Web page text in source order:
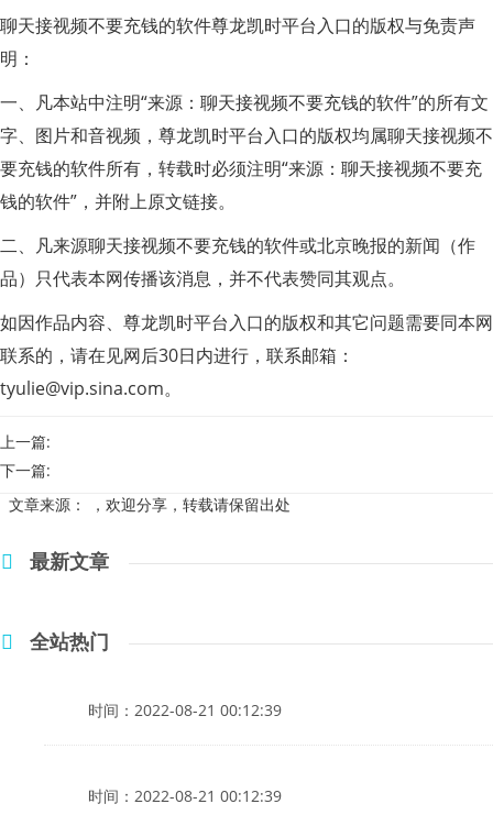
聊天接视频不要充钱的软件尊龙凯时平台入口的版权与免责声
明：
一、凡本站中注明“来源：聊天接视频不要充钱的软件”的所有文
字、图片和音视频，尊龙凯时平台入口的版权均属聊天接视频不
要充钱的软件所有，转载时必须注明“来源：聊天接视频不要充
钱的软件”，并附上原文链接。
二、凡来源聊天接视频不要充钱的软件或北京晚报的新闻（作
品）只代表本网传播该消息，并不代表赞同其观点。
如因作品内容、尊龙凯时平台入口的版权和其它问题需要同本网
联系的，请在见网后30日内进行，联系邮箱：
tyulie@vip.sina.com。
上一篇:
下一篇:
文章来源：
，欢迎分享，转载请保留出处
最新文章
全站热门
时间：2022-08-21 00:12:39
时间：2022-08-21 00:12:39